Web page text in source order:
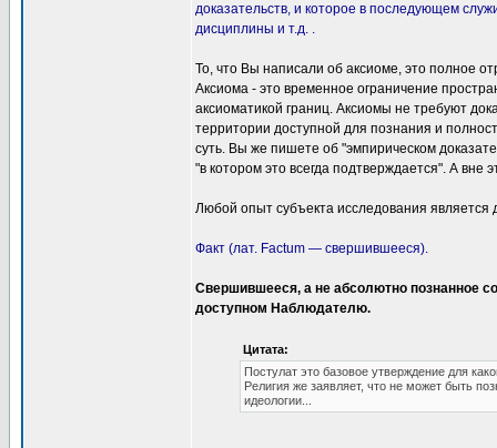
доказательств, и которое в последующем
дисциплины и т.д. .
То, что Вы написали об аксиоме, это полное
Аксиома - это временное ограничение
аксиоматикой границ. Аксиомы не требуют
территории доступной для познания и
суть. Вы же пишете об "эмпирическом
"в котором это всегда подтверждается". А вне
Любой опыт субъекта исследования
Факт (лат. Factum — свершившееся).
Свершившееся, а не абсолютно познанное
доступном Наблюдателю.
Цитата:
Постулат это базовое утверждение для
Религия же заявляет, что не может быть
идеологии...